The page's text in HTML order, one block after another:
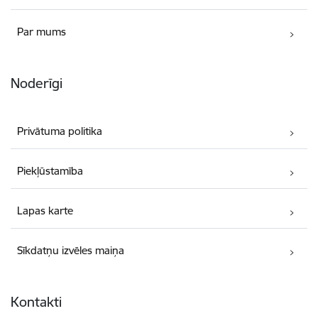
Par mums
Noderīgi
Privātuma politika
Piekļūstamība
Lapas karte
Sīkdatņu izvēles maiņa
Kontakti